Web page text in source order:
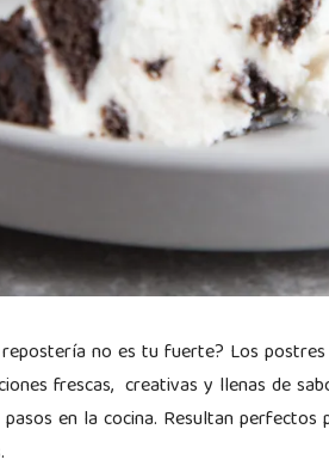
no es tu fuerte? Los
frescas, creativas y llenas de
en la cocina. Resultan